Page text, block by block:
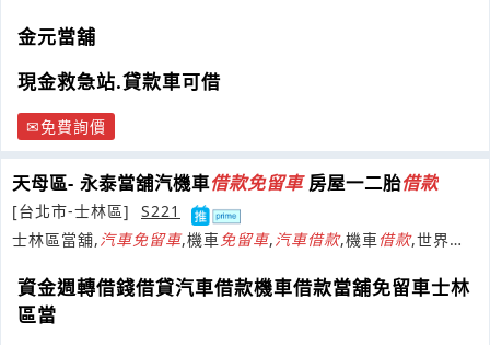
金元當舖
現金救急站.貸款車可借
免費詢價
天母區- 永泰當舖汽機車借款免留車房屋一二胎借款
[台北市-士林區]
S221
士林區當舖, 汽車免留車,機車 免留車, 汽車借款,機車 借款,世界腕
資金週轉借錢借貸汽車借款機車借款當舖免留車士林
區當